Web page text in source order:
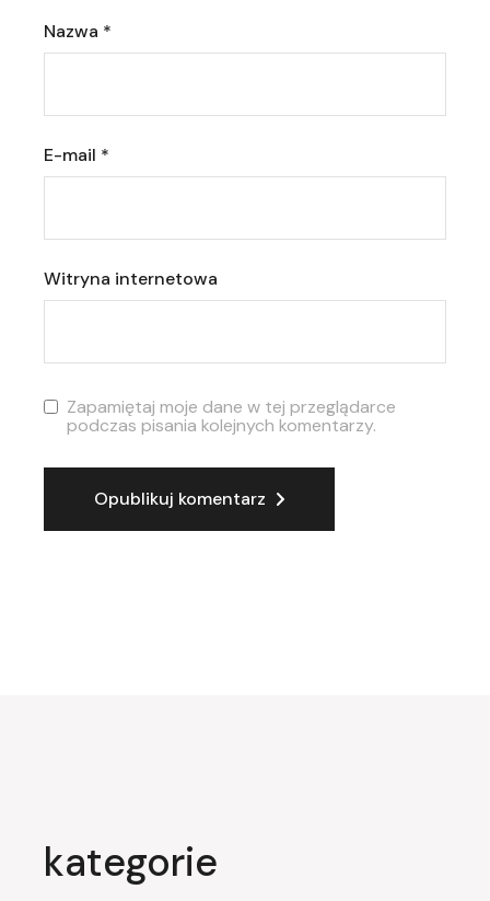
Nazwa *
E-mail *
Witryna internetowa
Zapamiętaj moje dane w tej przeglądarce
podczas pisania kolejnych komentarzy.
Opublikuj komentarz
kategorie